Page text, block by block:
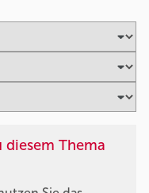
Thema